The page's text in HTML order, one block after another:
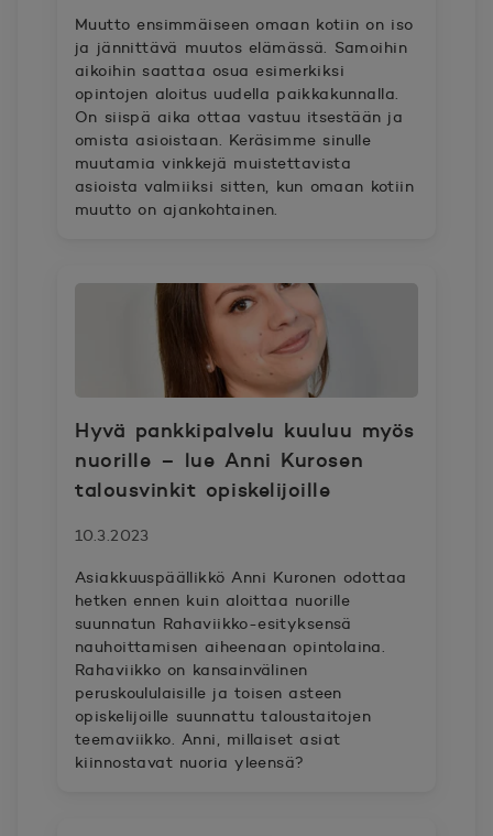
Muutto ensimmäiseen omaan kotiin on iso
ja jännittävä muutos elämässä. Samoihin
aikoihin saattaa osua esimerkiksi
opintojen aloitus uudella paikkakunnalla.
On siispä aika ottaa vastuu itsestään ja
omista asioistaan. Keräsimme sinulle
muutamia vinkkejä muistettavista
asioista valmiiksi sitten, kun omaan kotiin
muutto on ajankohtainen.
Hyvä pankkipalvelu kuuluu myös
nuorille – lue Anni Kurosen
talousvinkit opiskelijoille
10.3.2023
Asiakkuuspäällikkö Anni Kuronen odottaa
hetken ennen kuin aloittaa nuorille
suunnatun Rahaviikko-esityksensä
nauhoittamisen aiheenaan opintolaina.
Rahaviikko on kansainvälinen
peruskoululaisille ja toisen asteen
opiskelijoille suunnattu taloustaitojen
teemaviikko. Anni, millaiset asiat
kiinnostavat nuoria yleensä?